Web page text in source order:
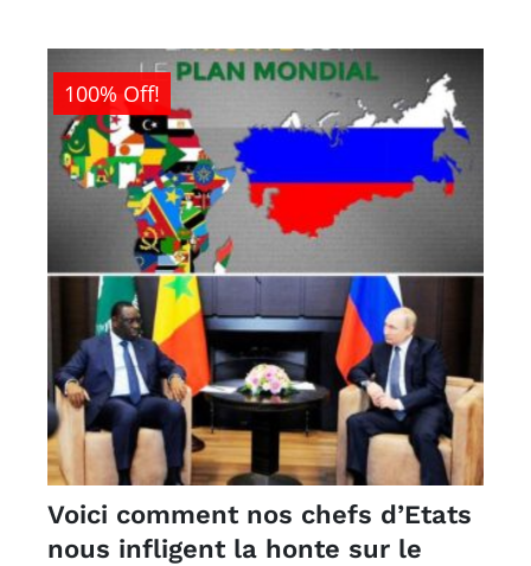
100% Off!
Voici comment nos chefs d’Etats
nous infligent la honte sur le